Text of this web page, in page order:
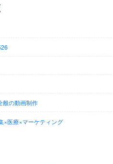
般の動画制作
×医療×マーケティング